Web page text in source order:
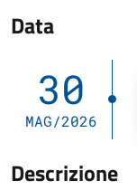
Data
30
MAG/2026
Descrizione